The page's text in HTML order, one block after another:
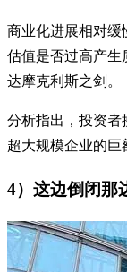
商业化进展相对缓
估值是否过高产生
达摩克利斯之剑。
分析指出，投资者
超大规模企业的巨
4）这边倒闭那